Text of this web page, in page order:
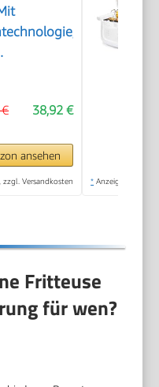
Bis
Schwarz,
38,92 €
ansehen
zzgl. Versandkosten * Anzeige
Fritteuse
für wen?